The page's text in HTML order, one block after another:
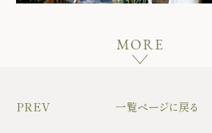
MORE
PREV 一覧ページに戻る